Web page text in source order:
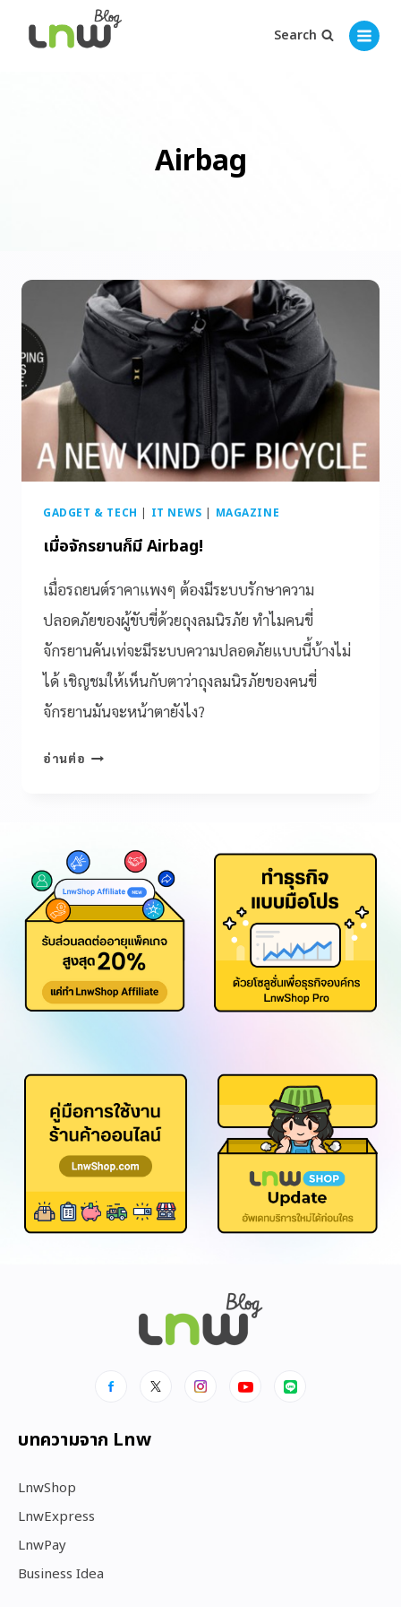
Search
Airbag
GADGET & TECH | IT NEWS | MAGAZINE
เมื่อจักรยานก็มี Airbag!
เมื่อรถยนต์ราคาแพงๆ ต้องมีระบบรักษาความ
ปลอดภัยของผู้ขับขี่ด้วยถุงลมนิรภัย ทำไมคนขี่
จักรยานคันเท่จะมีระบบความปลอดภัยแบบนี้บ้างไม่
ได้ เชิญชมให้เห็นกับตาว่าถุงลมนิรภัยของคนขี่
จักรยานมันจะหน้าตายังไง?
อ่านต่อ
บทความจาก Lnw
LnwShop
LnwExpress
LnwPay
Business Idea